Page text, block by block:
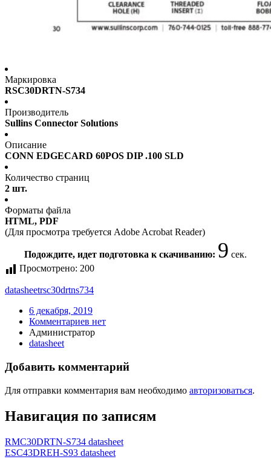
Маркировка
RSC30DRTN-S734
Производитель
Sullins Connector Solutions
Описание
CONN EDGECARD 60POS DIP .100 SLD
Количество страниц
2 шт.
Форматы файла
HTML, PDF
(Для просмотра требуется Adobe Acrobat Reader)
Подождите, идет подготовка к скачиванию: 9 сек.
Просмотрено: 200
datasheetrsc30drtns734
6 декабря, 2019
Комментариев нет
Администратор
datasheet
Добавить комментарий
Для отправки комментария вам необходимо авторизоваться.
Навигация по записям
RMC30DRTN-S734 datasheet
ESC43DREH-S93 datasheet